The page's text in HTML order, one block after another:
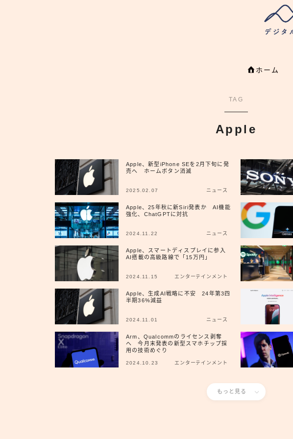
ホーム
namiten.jp
TAG
Apple
Apple、新型iPhone SEを2月下旬に発
売へ ホームボタン消滅
2025.02.07 ニュース
Apple、25年秋に新Siri発表か AI機能
強化、ChatGPTに対抗
2024.11.22 ニュース
Apple、スマートディスプレイに参入
AI搭載の高級路線で「15万円」
2024.11.15 エンターテインメント
Apple、生成AI戦略に不安 24年第3四
半期36%減益
2024.11.01 ニュース
Arm、Qualcommのライセンス剥奪
へ 今月末発表の新型スマホチップ採
用の技術めぐり
2024.10.23 エンターテインメント
もっと見る